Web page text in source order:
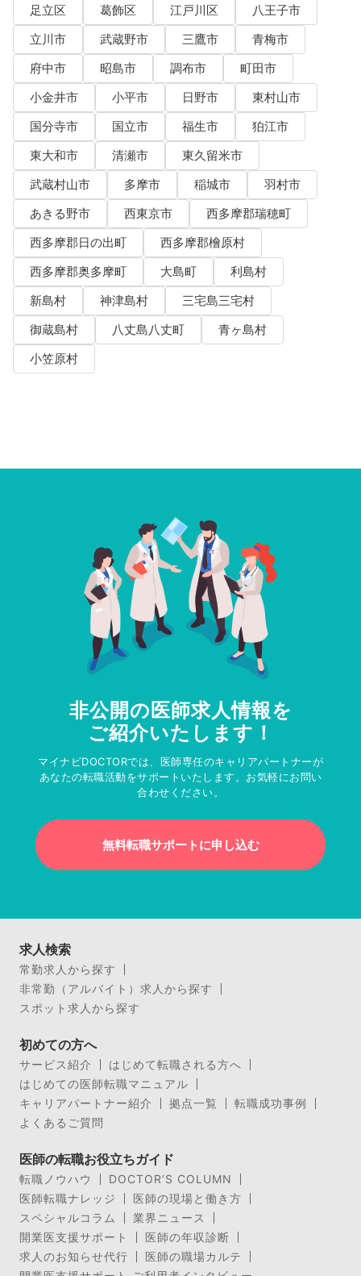
足立区
葛飾区 江戸川区
八王子市
立川市
武蔵野市 三鷹市
青梅市
府中市
昭島市 調布市
町田市
小金井市
小平市 日野市
東村山市
国分寺市
国立市 福生市
狛江市
東大和市
清瀬市
東久留米市
武蔵村山市
多摩市 稲城市
羽村市
あきる野市
西東京市
西多摩郡瑞穂町
西多摩郡日の出町
西多摩郡檜原村
西多摩郡奥多摩町
大島町
利島村
新島村
神津島村
三宅島三宅村
御蔵島村
八丈島八丈町
青ヶ島村
小笠原村
非公開の医師求人情報を
ご紹介いたします！
マイナビDOCTORでは、医師専任のキャリアパートナーが
あなたの転職活動をサポートいたします。お気軽にお問い
合わせください。
無料転職サポートに申し込む
求人検索
常勤求人から探す
非常勤（アルバイト）求人から探す
スポット求人から探す
初めての方へ
サービス紹介
はじめて転職される方へ
はじめての医師転職マニュアル
キャリアパートナー紹介
拠点一覧
転職成功事例
よくあるご質問
医師の転職お役立ちガイド
転職ノウハウ
DOCTOR’S COLUMN
医師転職ナレッジ
医師の現場と働き方
スペシャルコラム
業界ニュース
開業医支援サポート
医師の年収診断
求人のお知らせ代行
医師の職場カルテ